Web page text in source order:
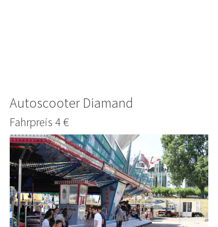
Autoscooter Diamand
Fahrpreis 4 €